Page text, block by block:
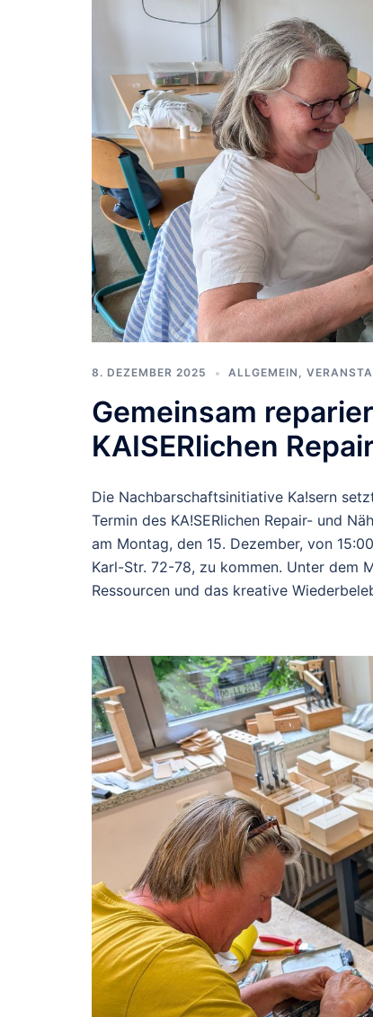
8. DEZEMBER 2025 ALLGEMEIN ,
Gemeinsam
KAISERlichen
Die Nachbarschaftsinitiative Ka!sern
Termin des KA!SERlichen Repair- und
am Montag, den 15. Dezember, von
Karl-Str. 72-78, zu kommen. Unter dem
Ressourcen und das kreative